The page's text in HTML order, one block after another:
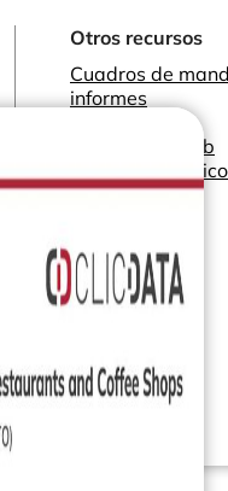
Otros recursos
Cuadros de
informes
Seminarios web
Libros
Nuestro Blog